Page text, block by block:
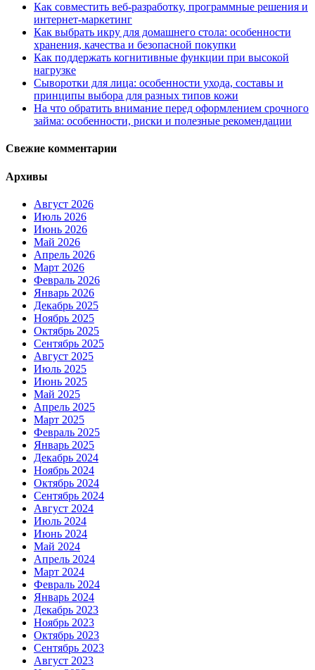
Как совместить веб-разработку, программные решения и
интернет-маркетинг
Как выбрать икру для домашнего стола: особенности
хранения, качества и безопасной покупки
Как поддержать когнитивные функции при высокой
нагрузке
Сыворотки для лица: особенности ухода, составы и
принципы выбора для разных типов кожи
На что обратить внимание перед оформлением срочного
займа: особенности, риски и полезные рекомендации
Свежие комментарии
Архивы
Август 2026
Июль 2026
Июнь 2026
Май 2026
Апрель 2026
Март 2026
Февраль 2026
Январь 2026
Декабрь 2025
Ноябрь 2025
Октябрь 2025
Сентябрь 2025
Август 2025
Июль 2025
Июнь 2025
Май 2025
Апрель 2025
Март 2025
Февраль 2025
Январь 2025
Декабрь 2024
Ноябрь 2024
Октябрь 2024
Сентябрь 2024
Август 2024
Июль 2024
Июнь 2024
Май 2024
Апрель 2024
Март 2024
Февраль 2024
Январь 2024
Декабрь 2023
Ноябрь 2023
Октябрь 2023
Сентябрь 2023
Август 2023